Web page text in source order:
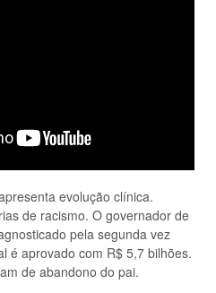
evolução clínica.
de racismo. O governador de
pela segunda vez
é aprovado com R$ 5,7 bilhões.
de abandono do pai.